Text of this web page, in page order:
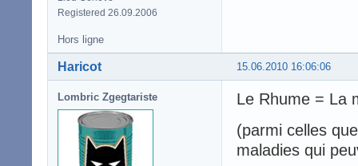
Registered 26.09.2006
Hors ligne
15.06.2010 16:06:06
Haricot
Lombric Zgegtariste
Le Rhume = La
(parmi celles
maladies qui